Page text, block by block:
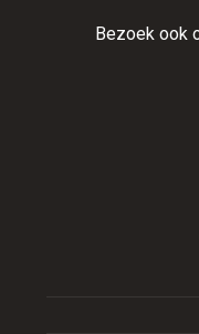
Bezoek ook